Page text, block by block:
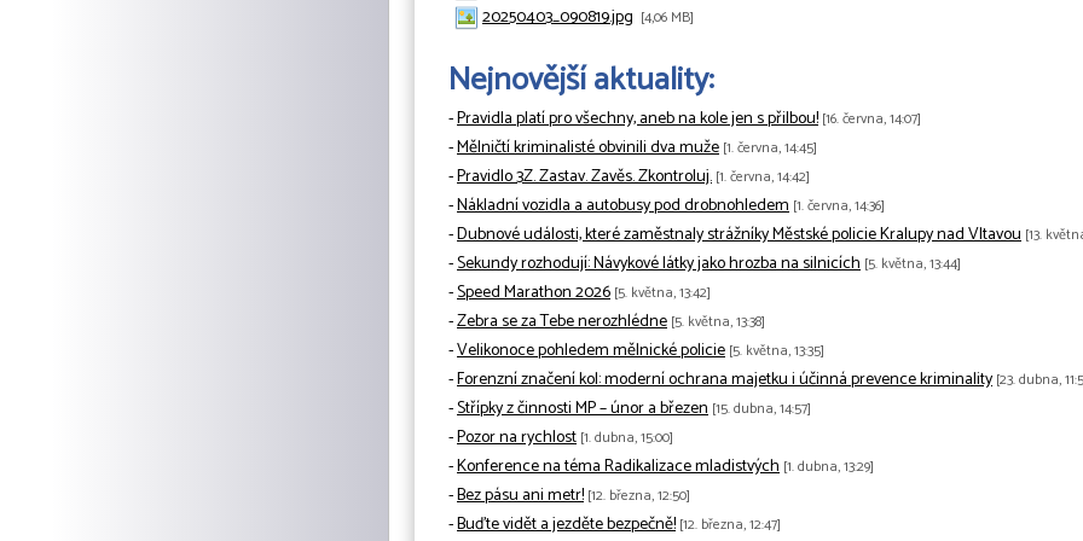
20250403_090819.jpg [4,06 MB]
Nejnovější aktuality:
-Pravidla platí pro všechny, aneb na kole jen s přilbou! [16. června, 14:07]
-Mělničtí kriminalisté obvinili dva muže [1. června, 14:45]
-Pravidlo 3Z. Zastav. Zavěs. Zkontroluj. [1. června, 14:42]
-Nákladní vozidla a autobusy pod drobnohledem [1. června, 14:36]
-Dubnové události, které zaměstnaly strážníky Městské policie Kralupy nad Vltavou [13.
-Sekundy rozhodují: Návykové látky jako hrozba na silnicích [5. května, 13:44]
-Speed Marathon 2026 [5. května, 13:42]
-Zebra se za Tebe nerozhlédne [5. května, 13:38]
-Velikonoce pohledem mělnické policie [5. května, 13:35]
-Forenzní značení kol: moderní ochrana majetku i účinná prevence kriminality [23. dubna,
-Střípky z činnosti MP – únor a březen [15. dubna, 14:57]
-Pozor na rychlost [1. dubna, 15:00]
-Konference na téma Radikalizace mladistvých [1. dubna, 13:29]
-Bez pásu ani metr! [12. března, 12:50]
-Buďte vidět a jezděte bezpečně! [12. března, 12:47]